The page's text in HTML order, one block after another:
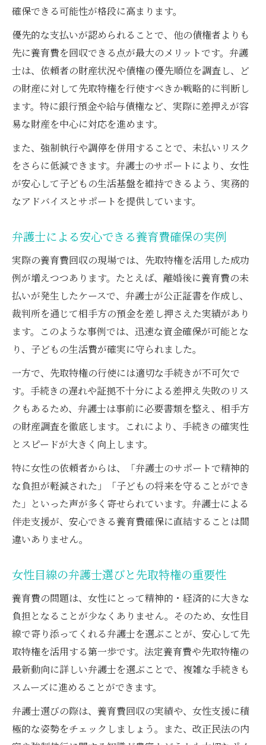
確保できる可能性が格段に高まります。
優先的な支払いが認められることで、他の債権者よりも
先に養育費を回収できる点が最大のメリットです。弁護
士は、依頼者の財産状況や債権の優先順位を調査し、ど
の財産に対して先取特権を行使すべきか戦略的に判断し
ます。特に銀行預金や給与債権など、実際に差押えが容
易な財産を中心に対応を進めます。
また、強制執行や調停を併用することで、未払いリスク
をさらに低減できます。弁護士のサポートにより、女性
が安心して子どもの生活基盤を維持できるよう、実務的
なアドバイスとサポートを提供しています。
弁護士による安心できる養育費確保の実例
実際の養育費回収の現場では、先取特権を活用した成功
例が増えつつあります。たとえば、離婚後に養育費の未
払いが発生したケースで、弁護士が公正証書を作成し、
裁判所を通じて相手方の預金を差し押さえた実績があり
ます。このような事例では、迅速な資金確保が可能とな
り、子どもの生活費が確実に守られました。
一方で、先取特権の行使には適切な手続きが不可欠で
す。手続きの遅れや証拠不十分による差押え失敗のリス
クもあるため、弁護士は事前に必要書類を整え、相手方
の財産調査を徹底します。これにより、手続きの確実性
とスピードが大きく向上します。
特に女性の依頼者からは、「弁護士のサポートで精神的
な負担が軽減された」「子どもの将来を守ることができ
た」といった声が多く寄せられています。弁護士による
伴走支援が、安心できる養育費確保に直結することは間
違いありません。
女性目線の弁護士選びと先取特権の重要性
養育費の問題は、女性にとって精神的・経済的に大きな
負担となることが少なくありません。そのため、女性目
線で寄り添ってくれる弁護士を選ぶことが、安心して先
取特権を活用する第一歩です。法定養育費や先取特権の
最新動向に詳しい弁護士を選ぶことで、複雑な手続きも
スムーズに進めることができます。
弁護士選びの際は、養育費回収の実績や、女性支援に積
極的な姿勢をチェックしましょう。また、改正民法の内